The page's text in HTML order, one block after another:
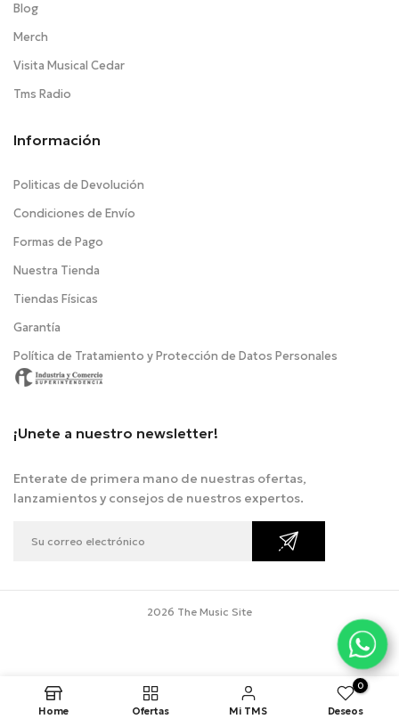
Blog
Merch
Visita Musical Cedar
Tms Radio
Información
Politicas de Devolución
Condiciones de Envío
Formas de Pago
Nuestra Tienda
Tiendas Físicas
Garantía
Política de Tratamiento y Protección de Datos Personales
¡Unete a nuestro newsletter!
Enterate de primera mano de nuestras ofertas,
lanzamientos y consejos de nuestros expertos.
2026 The Music Site
Home Ofertas Mi TMS
0
Deseos